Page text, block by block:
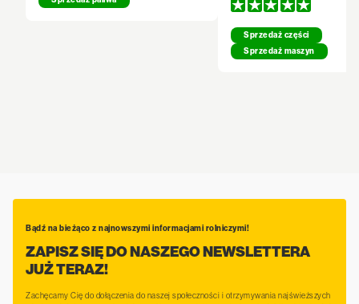
Sprzedaż części
Sprzedaż maszyn
Bądź na bieżąco z najnowszymi informacjami rolniczymi!
ZAPISZ SIĘ DO NASZEGO NEWSLETTERA
JUŻ TERAZ!
Zachęcamy Cię do dołączenia do naszej społeczności i otrzymywania najświeższych